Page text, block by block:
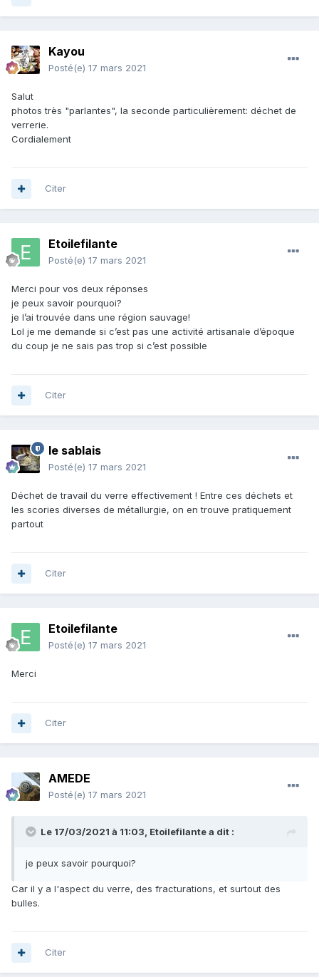
Kayou
Posté(e) 17 mars 2021
Salut
photos très "parlantes", la seconde particulièrement: déchet de
verrerie.
Cordialement
Citer
Etoilefilante
Posté(e) 17 mars 2021
Merci pour vos deux réponses
je peux savoir pourquoi?
je l’ai trouvée dans une région sauvage!
Lol je me demande si c’est pas une activité artisanale d’époque
du coup je ne sais pas trop si c’est possible
Citer
le sablais
Posté(e) 17 mars 2021
Déchet de travail du verre effectivement ! Entre ces déchets et
les scories diverses de métallurgie, on en trouve pratiquement
partout
Citer
Etoilefilante
Posté(e) 17 mars 2021
Merci
Citer
AMEDE
Posté(e) 17 mars 2021
Le 17/03/2021 à 11:03, Etoilefilantea dit :
je peux savoir pourquoi?
Car il y a l'aspect du verre, des fracturations, et surtout des
bulles.
Citer